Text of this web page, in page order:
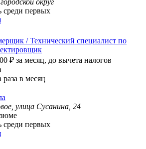
округ
среди первых
/ Технический специалист по
₽ за месяц, до вычета налогов
в месяц
улица Сусанина, 24
среди первых